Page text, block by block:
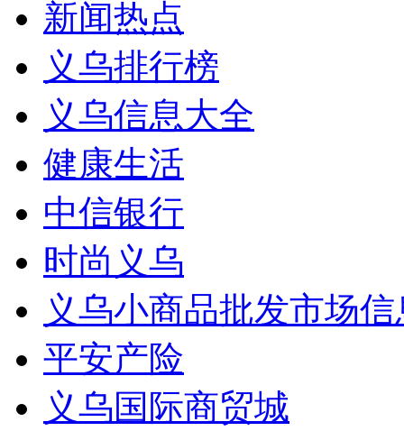
新闻热点
义乌排行榜
义乌信息大全
健康生活
中信银行
时尚义乌
义乌小商品批发市场
平安产险
义乌国际商贸城